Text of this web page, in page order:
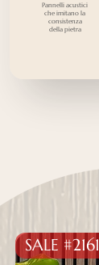
Pannelli acustici
che imitano la
consistenza
della pietra
SALE #2161